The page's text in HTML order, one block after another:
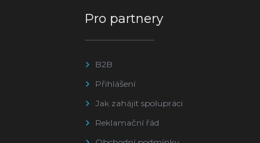
Pro partnery
B2B
Přihlášení
Jak zahájit spolupráci
Reklamační řád